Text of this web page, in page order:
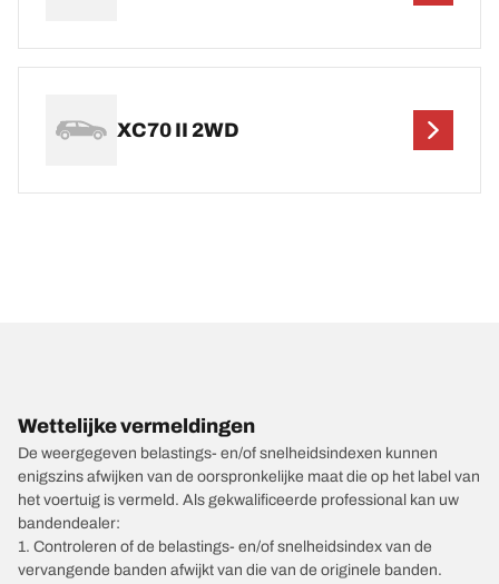
XC70 II 2WD
Wettelijke vermeldingen
De weergegeven belastings- en/of snelheidsindexen kunnen
enigszins afwijken van de oorspronkelijke maat die op het label van
het voertuig is vermeld. Als gekwalificeerde professional kan uw
bandendealer:
1. Controleren of de belastings- en/of snelheidsindex van de
vervangende banden afwijkt van die van de originele banden.